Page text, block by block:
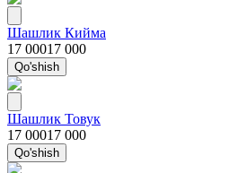
Шашлик Кийма
17 00017 000
Qo'shish
Шашлик Товук
17 00017 000
Qo'shish